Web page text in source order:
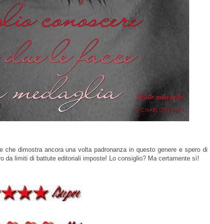
che dimostra ancora una volta padronanza in questo genere e spero di
da limiti di battute editoriali imposte! Lo consiglio? Ma certamente sì!